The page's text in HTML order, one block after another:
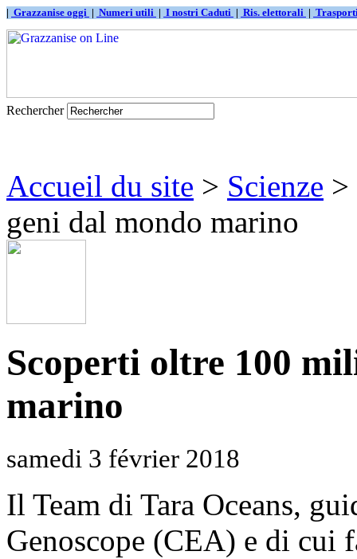
| Grazzanise oggi | Numeri utili | I nostri Caduti | Ris. elettorali |
Rechercher
Accueil du site > Scienze >
geni dal mondo marino
Scoperti oltre 100
marino
samedi 3 février 2018
Il Team di Tara Oceans,
Genoscope (CEA) e di cui